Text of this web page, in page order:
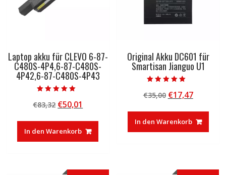
Laptop akku für CLEVO 6-87-
C480S-4P4,6-87-C480S-
4P42,6-87-C480S-4P43
5.00
von 5
€83,32 Ursprünglicher
war:
€83,32
€50,01
ist:
€50,01.
In den Warenkorb
Original Akku DC601 für
Smartisan Jianguo U1
5.00
von 5
€35,00 Ursprünglicher
war:
€35,00
€17,47
ist:
€17,47.
In den Warenkorb